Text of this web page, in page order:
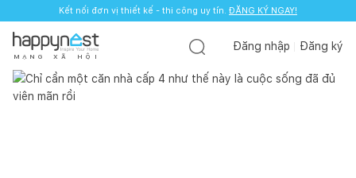
Kết nối đơn vị thiết kế - thi công uy tín. ĐĂNG KÝ NGAY!
M Ạ N G X Ã H Ộ I
Đăng nhập Đăng ký